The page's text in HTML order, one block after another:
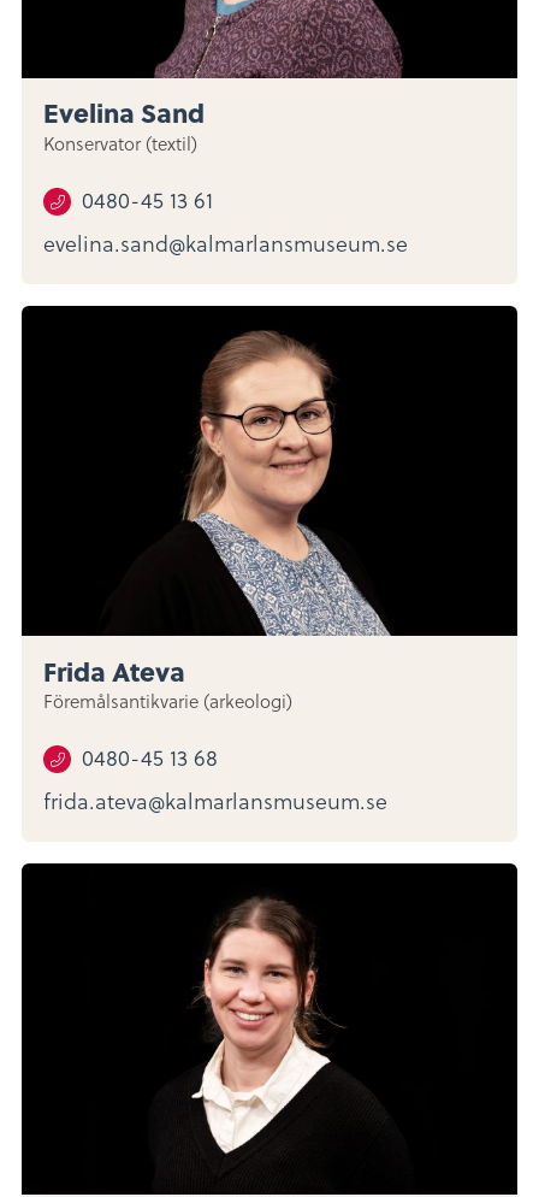
Evelina Sand
Konservator (textil)
0480-45 13 61
evelina.sand@kalmarlansmuseum.se
Frida Ateva
Föremålsantikvarie (arkeologi)
0480-45 13 68
frida.ateva@kalmarlansmuseum.se